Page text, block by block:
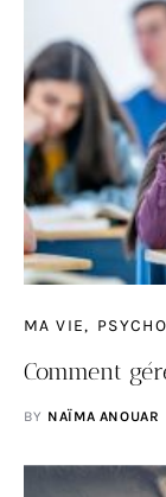
MA VIE PSYCHO
Comment
BY NAÏMA ANOUAR